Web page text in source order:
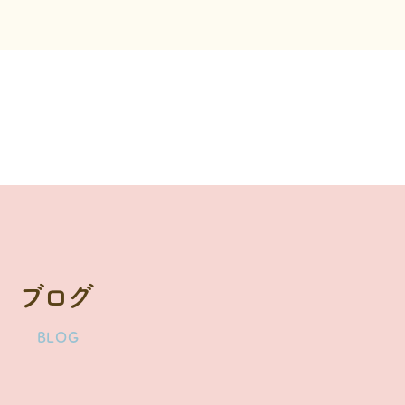
ブログ
BLOG